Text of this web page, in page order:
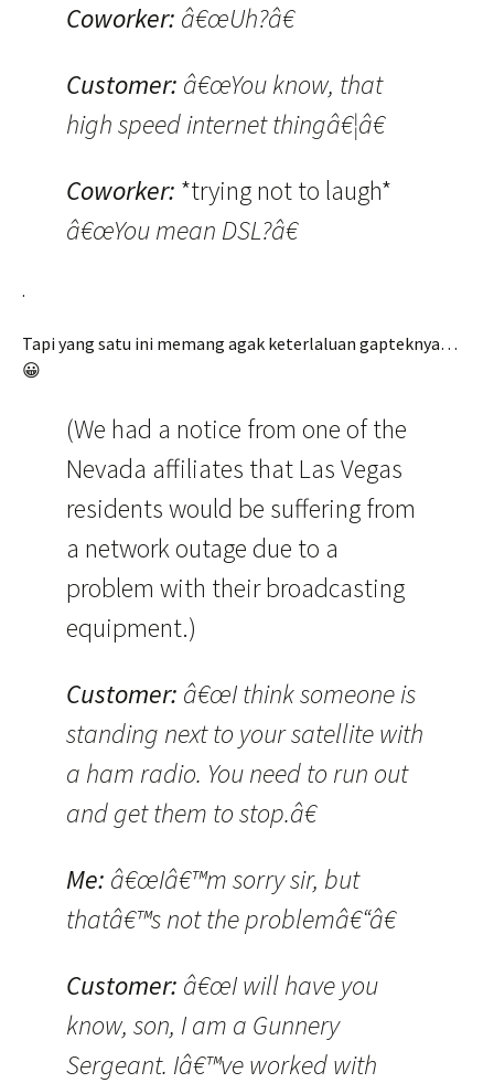
Coworker: â€œUh?â€
Customer: â€œYou know, that
high speed internet thingâ€¦â€
Coworker: *trying not to laugh*
â€œYou mean DSL?â€
.
Tapi yang satu ini memang agak keterlaluan gapteknya…
😀
(We had a notice from one of the
Nevada affiliates that Las Vegas
residents would be suffering from
a network outage due to a
problem with their broadcasting
equipment.)
Customer: â€œI think someone is
standing next to your satellite with
a ham radio. You need to run out
and get them to stop.â€
Me: â€œIâ€™m sorry sir, but
thatâ€™s not the problemâ€“â€
Customer: â€œI will have you
know, son, I am a Gunnery
Sergeant. Iâ€™ve worked with